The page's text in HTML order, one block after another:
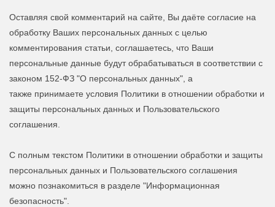
Оставляя свой комментарий на сайте, Вы даёте согласие на
обработку Ваших персональных данных с целью
комментирования статьи, соглашаетесь, что Ваши
персональные данные будут обрабатываться в соответствии с
законом 152-ФЗ "О персональных данных", а
также принимаете условия Политики в отношении обработки и
защиты персональных данных и Пользовательского
соглашения.
С полным текстом Политики в отношении обработки и защиты
персональных данных и Пользовательского соглашения
можно познакомиться в разделе "Информационная
безопасность".